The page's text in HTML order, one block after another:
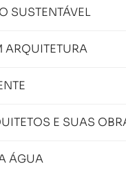
SUSTENTÁVEL
ARQUITETURA
E SUAS
ÁGUA